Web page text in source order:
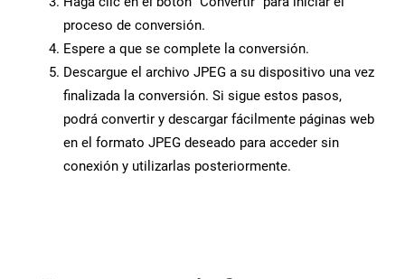
proceso de conversión.
Espere a que se complete la conversión.
Descargue el archivo JPEG a su dispositivo una vez
finalizada la conversión. Si sigue estos pasos,
podrá convertir y descargar fácilmente páginas web
en el formato JPEG deseado para acceder sin
conexión y utilizarlas posteriormente.